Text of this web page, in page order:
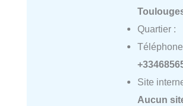
Quartier :
Site
Aucun